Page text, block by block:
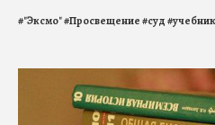
#"Эксмо"#Просвещение#суд#учебник